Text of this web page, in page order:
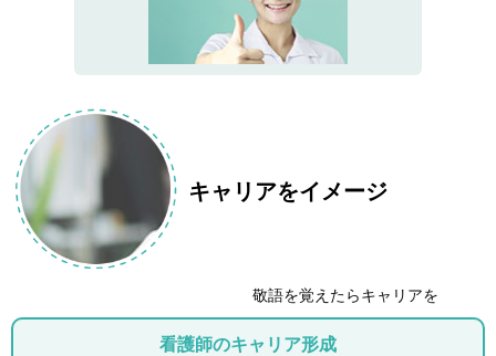
キャリアをイメージ
敬語を覚えたらキャリアを
看護師のキャリア形成